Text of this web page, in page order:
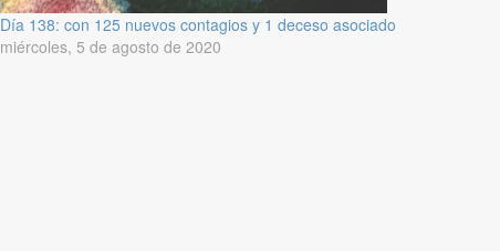
Día 138: con 125 nuevos contagios y 1 deceso asociado
miércoles, 5 de agosto de 2020